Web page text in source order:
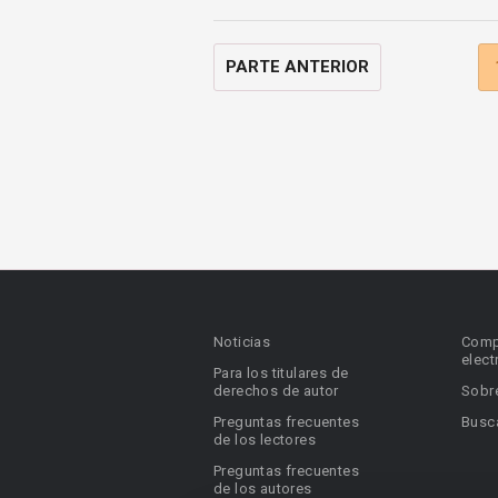
PARTE ANTERIOR
Noticias
Para los titulares de
derechos de autor
Preguntas frecuentes
de los lectores
Preguntas frecuentes
de los autores